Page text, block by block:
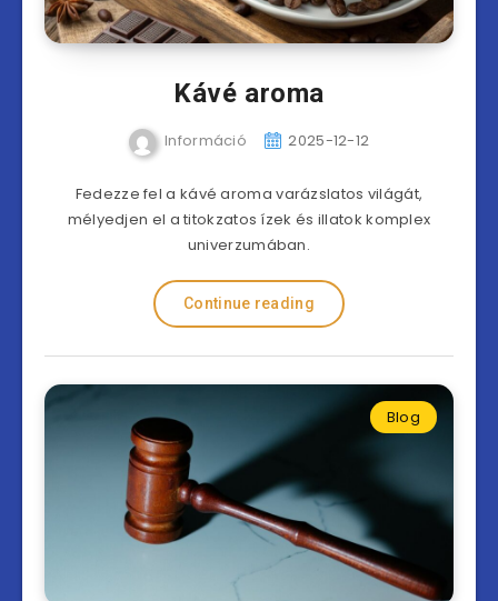
Kávé aroma
Információ 2025-12-12
Fedezze fel a kávé aroma varázslatos világát,
mélyedjen el a titokzatos ízek és illatok komplex
univerzumában.
Continue reading
Blog